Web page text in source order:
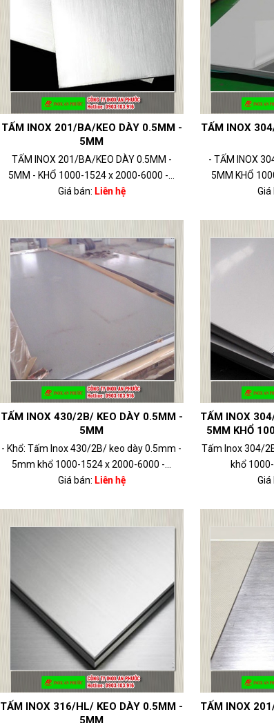
TẤM INOX 201/BA/KEO DÀY 0.5MM -
5MM
TẤM INOX 201/BA/KEO DÀY 0.5MM -
5MM - KHỔ 1000-1524 x 2000-6000 -...
Giá bán: Liên hệ
TẤM INOX
- TẤM INOX
5MM KHỔ
Giá
TẤM INOX 430/2B/ KEO DÀY 0.5MM -
5MM
- Khổ: Tấm Inox 430/2B/ keo dày 0.5mm -
5mm khổ 1000-1524 x 2000-6000 -...
Giá bán: Liên hệ
TẤM INOX
5MM KHỔ
Tấm Inox 304/
khổ
Giá
TẤM INOX 316/HL/ KEO DÀY 0.5MM -
5MM
TẤM INOX